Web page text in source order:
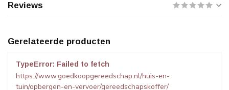
Reviews
Gerelateerde producten
TypeError: Failed to fetch
https://www.goedkoopgereedschap.nl/huis-en-
tuin/opbergen-en-vervoer/gereedschapskoffer/